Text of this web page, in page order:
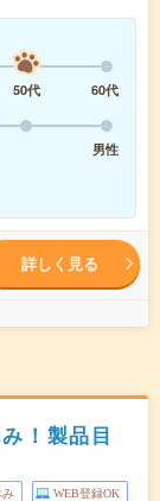
50代
60代
男性
詳しく見る
！製品目
み WEB登録OK